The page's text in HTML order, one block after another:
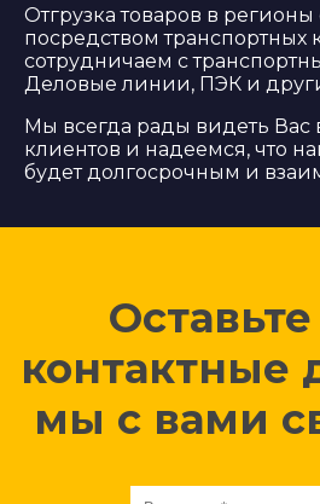
Отгрузка товаров в регионы
посредством
сотрудничаем с
Деловые линии, ПЭК и
Мы всегда рады видеть Вас
клиентов и надеемся, что
будет долгосрочным и
контактные
мы с вами